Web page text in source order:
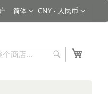
货币
CNY - 人民币
语言
简体